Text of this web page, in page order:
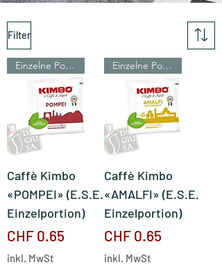
Filter
Einzelne Portionen
Caffè Kimbo
«POMPEI» (E.S.E.
Einzelportion)
Preis
CHF 0.65
inkl. MwSt
Einzelne Portionen
Caffè Kimbo
«AMALFI» (E.S.E.
Einzelportion)
Preis
CHF 0.65
inkl. MwSt